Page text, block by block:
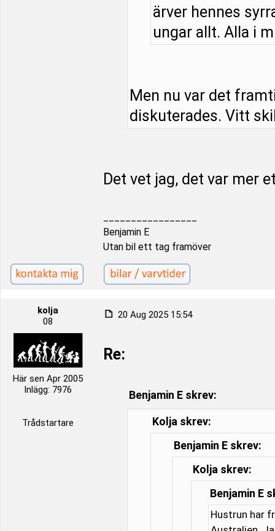
ärver hennes
ungar allt. Alla i
Men nu var det
diskuterades. Vitt
Det vet jag, det var mer
Benjamin E
Utan bil ett tag framöver
kolja
08
Här sen Apr 2005
Inlägg: 7976
Trådstartare
20 Aug 2025 15:54
Re:
Benjamin E skrev:
Kolja skrev:
Benjamin E skrev:
Kolja skrev:
Benjamin E
Hustrun har